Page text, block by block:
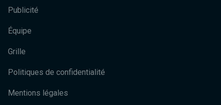
Publicité
Équipe
Grille
Politiques de confidentialité
Mentions légales